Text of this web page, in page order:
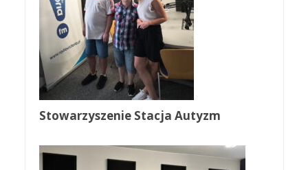
Stowarzyszenie Stacja Autyzm